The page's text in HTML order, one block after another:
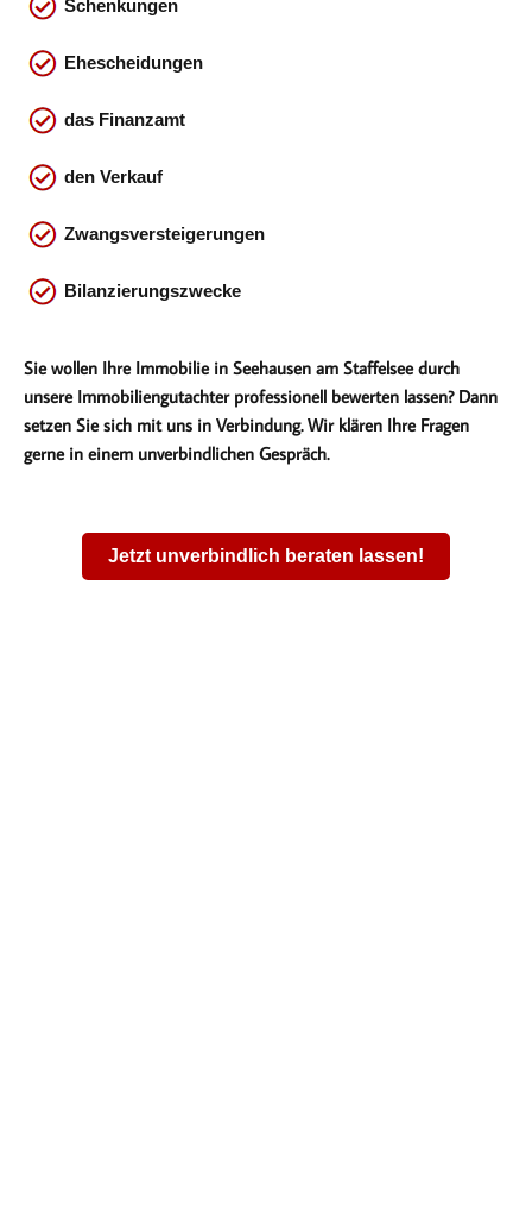
Schenkungen
Ehescheidungen
das Finanzamt
den Verkauf
Zwangsversteigerungen
Bilanzierungszwecke
Sie wollen Ihre Immobilie in Seehausen am Staffelsee durch
unsere Immobiliengutachter professionell bewerten lassen? Dann
setzen Sie sich mit uns in Verbindung. Wir klären Ihre Fragen
gerne in einem unverbindlichen Gespräch.
Jetzt unverbindlich beraten lassen!